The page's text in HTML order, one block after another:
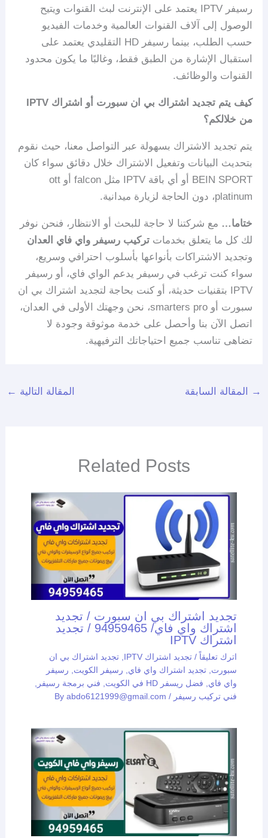
رسيفر IPTV يعتمد على الإنترنت لبث القنوات ويتيح
الوصول إلى آلاف القنوات العالمية وخدمات الفيديو
حسب الطلب، بينما رسيفر HD التقليدي يعتمد على
استقبال الإشارة من الطبق فقط، وغالبًا ما يكون محدود
القنوات والوظائف.
كيف يتم تجديد اشتراك بي ان سبورت أو اشتراك IPTV
من خلالكم؟
يتم تجديد الاشتراك بسهولة عبر التواصل معنا، حيث نقوم
بتحديث البيانات وتفعيل الاشتراك خلال دقائق سواء كان
BEIN SPORT أو أي باقة IPTV مثل falcon أو ott
platinum، دون الحاجة لزيارة ميدانية.
ختاما… مع شركتنا لا حاجة للبحث أو الانتظار، فنحن نوفر
لك كل ما يتعلق بخدماتتركيب رسيفر واي فاي العدان
وتجديد الاشتراكات بأنواعها بأسلوب احترافي وسريع،
سواء كنت ترغب في رسيفر يدعم الواي فاي، أو رسيفر
IPTV بتقنيات حديثة، أو كنت بحاجة لتجديد اشتراك بي ان
سبورت أو smarters pro، نحن وجهتك الأولى في العدان،
اتصل الآن بنا وأحصل على خدمة موثوقة وجودة لا
تضاهى تناسب جميع احتياجاتك الترفيهية.
→ المقالة السابقة المقالة التالية ←
Related Posts
تجديد اشتراك بي ان سبورت / تجديد
اشتراك واي فاي/ 94959465 / تجديد
اشتراك IPTV
اترك تعليقاً / تجديد اشتراك IPTV , تجديد اشتراك بي ان
سبورت, تجديد اشتراك واي فاي, رسيفر الكويت, رسيفر
واي فاي, فضل ريسفر HD في الكويت , فني برمجة رسيفر ,
فني تركيب رسيفر / By
abdo6121999@gmail.com